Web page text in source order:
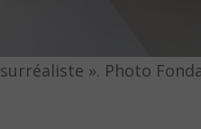
». Photo